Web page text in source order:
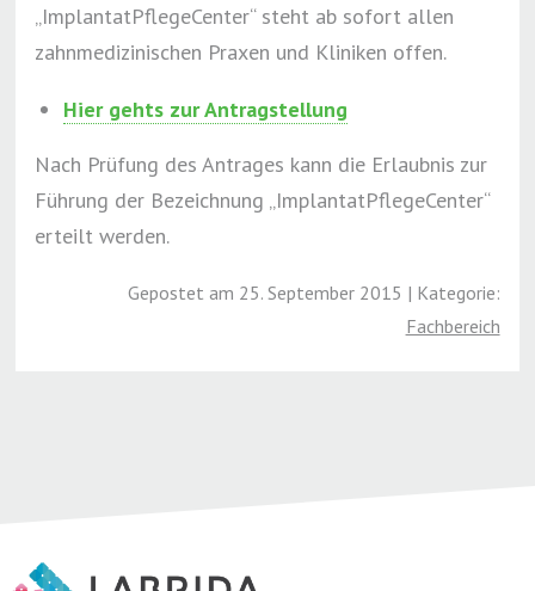
„ImplantatPflegeCenter“ steht ab sofort allen
zahnmedizinischen Praxen und Kliniken offen.
Hier gehts zur Antragstellung
Nach Prüfung des Antrages kann die Erlaubnis zur
Führung der Bezeichnung „ImplantatPflegeCenter“
erteilt werden.
Gepostet am 25. September 2015 | Kategorie:
Fachbereich